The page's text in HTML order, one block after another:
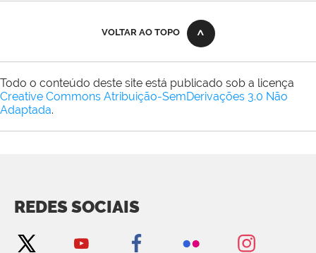
VOLTAR AO TOPO
Todo o conteúdo deste site está publicado sob a licença
Creative Commons Atribuição-SemDerivações 3.0 Não
Adaptada.
REDES SOCIAIS